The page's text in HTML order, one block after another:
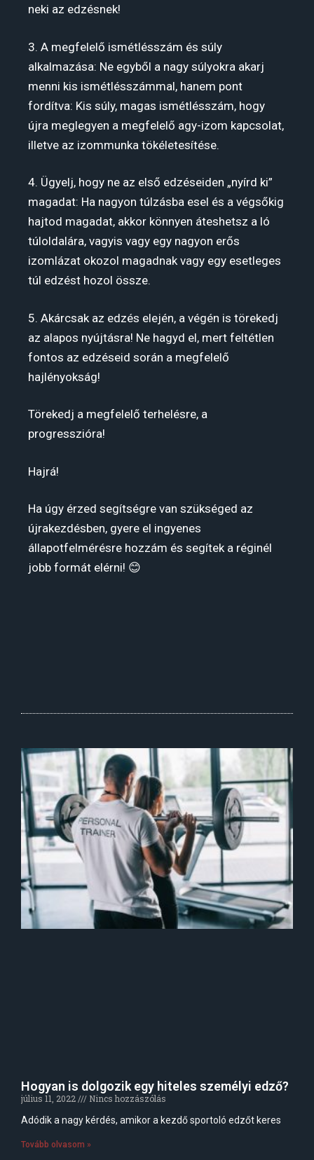
Hogyan is dolgozik egy hiteles személyi edző?
július 11, 2022
Nincs hozzászólás
Adódik a nagy kérdés, amikor a kezdő sportoló edzőt keres
Tovább olvasom »
neki az edzésnek!
3. A megfelelő ismétlésszám és súly
alkalmazása: Ne egyből a nagy súlyokra akarj
menni kis ismétlésszámmal, hanem pont
fordítva: Kis súly, magas ismétlésszám, hogy
újra meglegyen a megfelelő agy-izom kapcsolat,
illetve az izommunka tökéletesítése.
4. Ügyelj, hogy ne az első edzéseiden „nyírd ki”
magadat: Ha nagyon túlzásba esel és a végsőkig
hajtod magadat, akkor könnyen áteshetsz a ló
túloldalára, vagyis vagy egy nagyon erős
izomlázat okozol magadnak vagy egy esetleges
túl edzést hozol össze.
5. Akárcsak az edzés elején, a végén is törekedj
az alapos nyújtásra! Ne hagyd el, mert feltétlen
fontos az edzéseid során a megfelelő
hajlényokság!
Törekedj a megfelelő terhelésre, a
progresszióra!
Hajrá!
Ha úgy érzed segítségre van szükséged az
újrakezdésben, gyere el ingyenes
állapotfelmérésre hozzám és segítek a réginél
jobb formát elérni! 😊